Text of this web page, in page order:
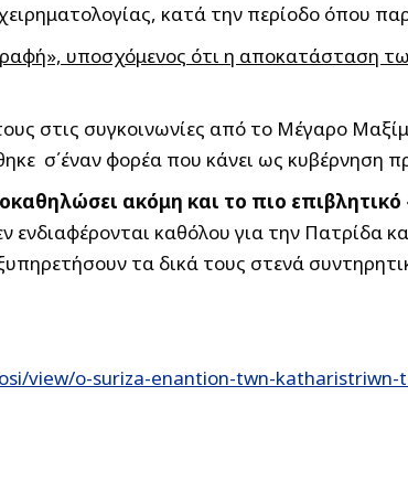
κατά την περίοδο όπου
υποσχόμενος ότι η αποκατάσταση
στις συγκοινωνίες από το Μέγαρο
σ΄έναν φορέα που κάνει ως κυβέρνηση
ακόμη και το πιο επιβλητικό
ενδιαφέρονται καθόλου για την Πατρίδα
τα δικά τους στενά
view/o-suriza-enantion-twn-katharistriwn-